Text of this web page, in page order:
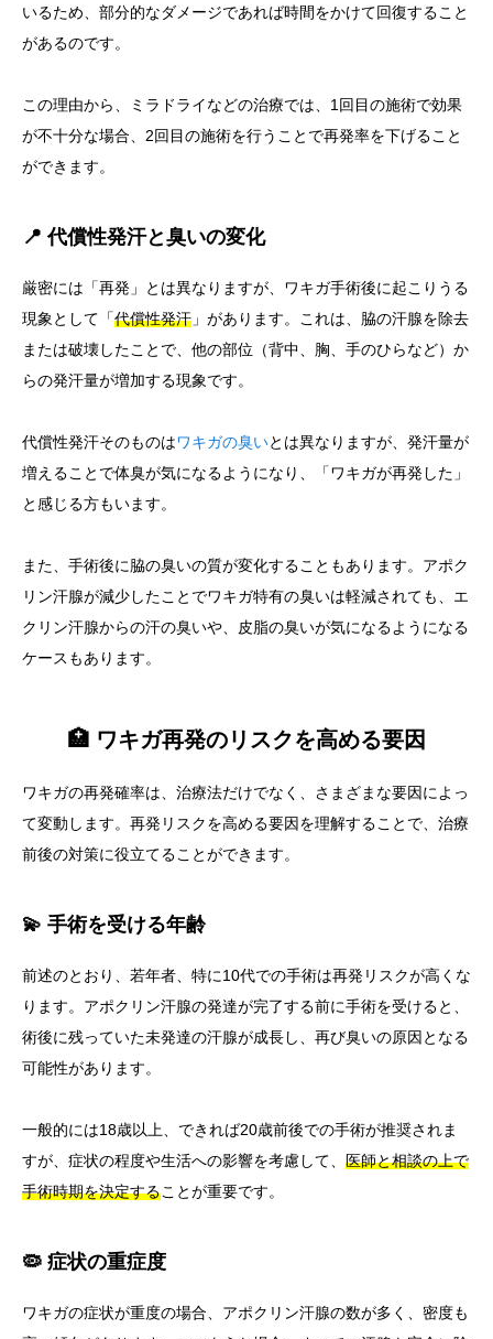
いるため、部分的なダメージであれば時間をかけて回復すること
があるのです。
この理由から、ミラドライなどの治療では、1回目の施術で効果
が不十分な場合、2回目の施術を行うことで再発率を下げること
ができます。
📍 代償性発汗と臭いの変化
厳密には「再発」とは異なりますが、ワキガ手術後に起こりうる
現象として「代償性発汗 」があります。これは、脇の汗腺を除去
または破壊したことで、他の部位（背中、胸、手のひらなど）か
らの発汗量が増加する現象です。
代償性発汗そのものはワキガの臭いとは異なりますが、発汗量が
増えることで体臭が気になるようになり、「ワキガが再発した」
と感じる方もいます。
また、手術後に脇の臭いの質が変化することもあります。アポク
リン汗腺が減少したことでワキガ特有の臭いは軽減されても、エ
クリン汗腺からの汗の臭いや、皮脂の臭いが気になるようになる
ケースもあります。
🏥 ワキガ再発のリスクを高める要因
ワキガの再発確率は、治療法だけでなく、さまざまな要因によっ
て変動します。再発リスクを高める要因を理解することで、治療
前後の対策に役立てることができます。
💫 手術を受ける年齢
前述のとおり、若年者、特に10代での手術は再発リスクが高くな
ります。アポクリン汗腺の発達が完了する前に手術を受けると、
術後に残っていた未発達の汗腺が成長し、再び臭いの原因となる
可能性があります。
一般的には18歳以上、できれば20歳前後での手術が推奨されま
すが、症状の程度や生活への影響を考慮して、 医師と相談の上で
手術時期を決定することが重要です。
🦠 症状の重症度
ワキガの症状が重度の場合、アポクリン汗腺の数が多く、密度も